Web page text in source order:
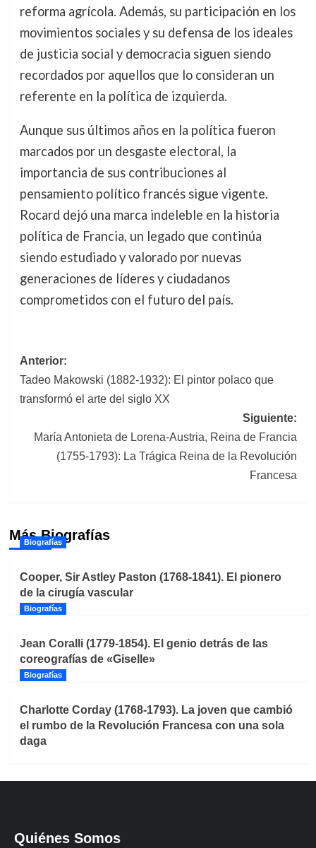
reforma agrícola. Además, su participación en los
movimientos sociales y su defensa de los ideales
de justicia social y democracia siguen siendo
recordados por aquellos que lo consideran un
referente en la política de izquierda.
Aunque sus últimos años en la política fueron
marcados por un desgaste electoral, la
importancia de sus contribuciones al
pensamiento político francés sigue vigente.
Rocard dejó una marca indeleble en la historia
política de Francia, un legado que continúa
siendo estudiado y valorado por nuevas
generaciones de líderes y ciudadanos
comprometidos con el futuro del país.
Navegación
de
Anterior:
Tadeo Makowski (1882-1932): El pintor polaco que
transformó el arte del siglo XX
Siguiente:
María Antonieta de Lorena-Austria, Reina de Francia
(1755-1793): La Trágica Reina de la Revolución
Francesa
Más Biografías
Biografías
Cooper, Sir Astley Paston (1768-1841). El pionero
de la cirugía vascular
Biografías
Jean Coralli (1779-1854). El genio detrás de las
coreografías de «Giselle»
Biografías
Charlotte Corday (1768-1793). La joven que cambió
el rumbo de la Revolución Francesa con una sola
daga
Quiénes Somos